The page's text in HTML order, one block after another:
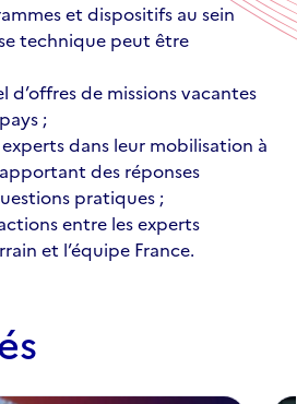
et dispositifs au sein
technique peut être
d’offres de missions vacantes
;
dans leur mobilisation à
des réponses
pratiques ;
entre les experts
et l’équipe France.